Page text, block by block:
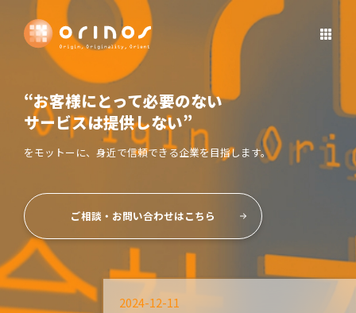
“お客様にとって必要のない
サービスは提供しない”
をモットーに、身近で信頼できる企業を目指します。
ご相談・お問い合わせはこちら
2024-12-11